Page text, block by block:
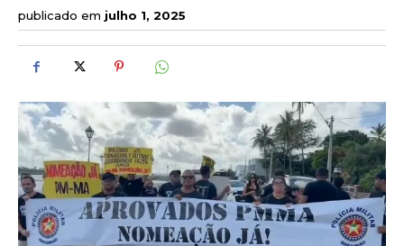
publicado em julho 1, 2025